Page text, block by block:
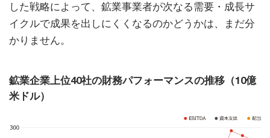
した戦略によって、鉱業事業者が次なる需要・成長サ
イクルで成果を出しにくくなるのかどうかは、まだ分
かりません。
鉱業企業上位40社の財務パフォーマンスの推移（10億
米ドル）